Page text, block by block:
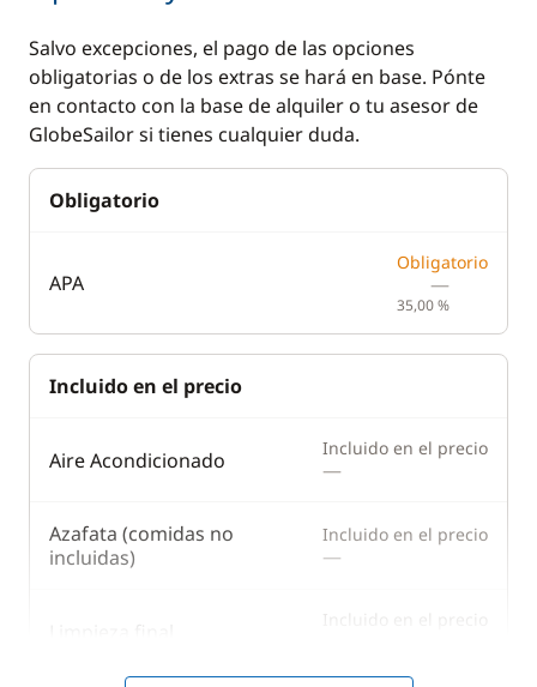
Salvo excepciones, el pago de las opciones
obligatorias o de los extras se hará en base. Pónte
en contacto con la base de alquiler o tu asesor de
GlobeSailor si tienes cualquier duda.
Obligatorio
APA
Obligatorio
—
35,00 %
Incluido en el precio
Aire Acondicionado Incluido en el precio
—
Azafata (comidas no
incluidas)
Incluido en el precio
—
Incluido en el precio